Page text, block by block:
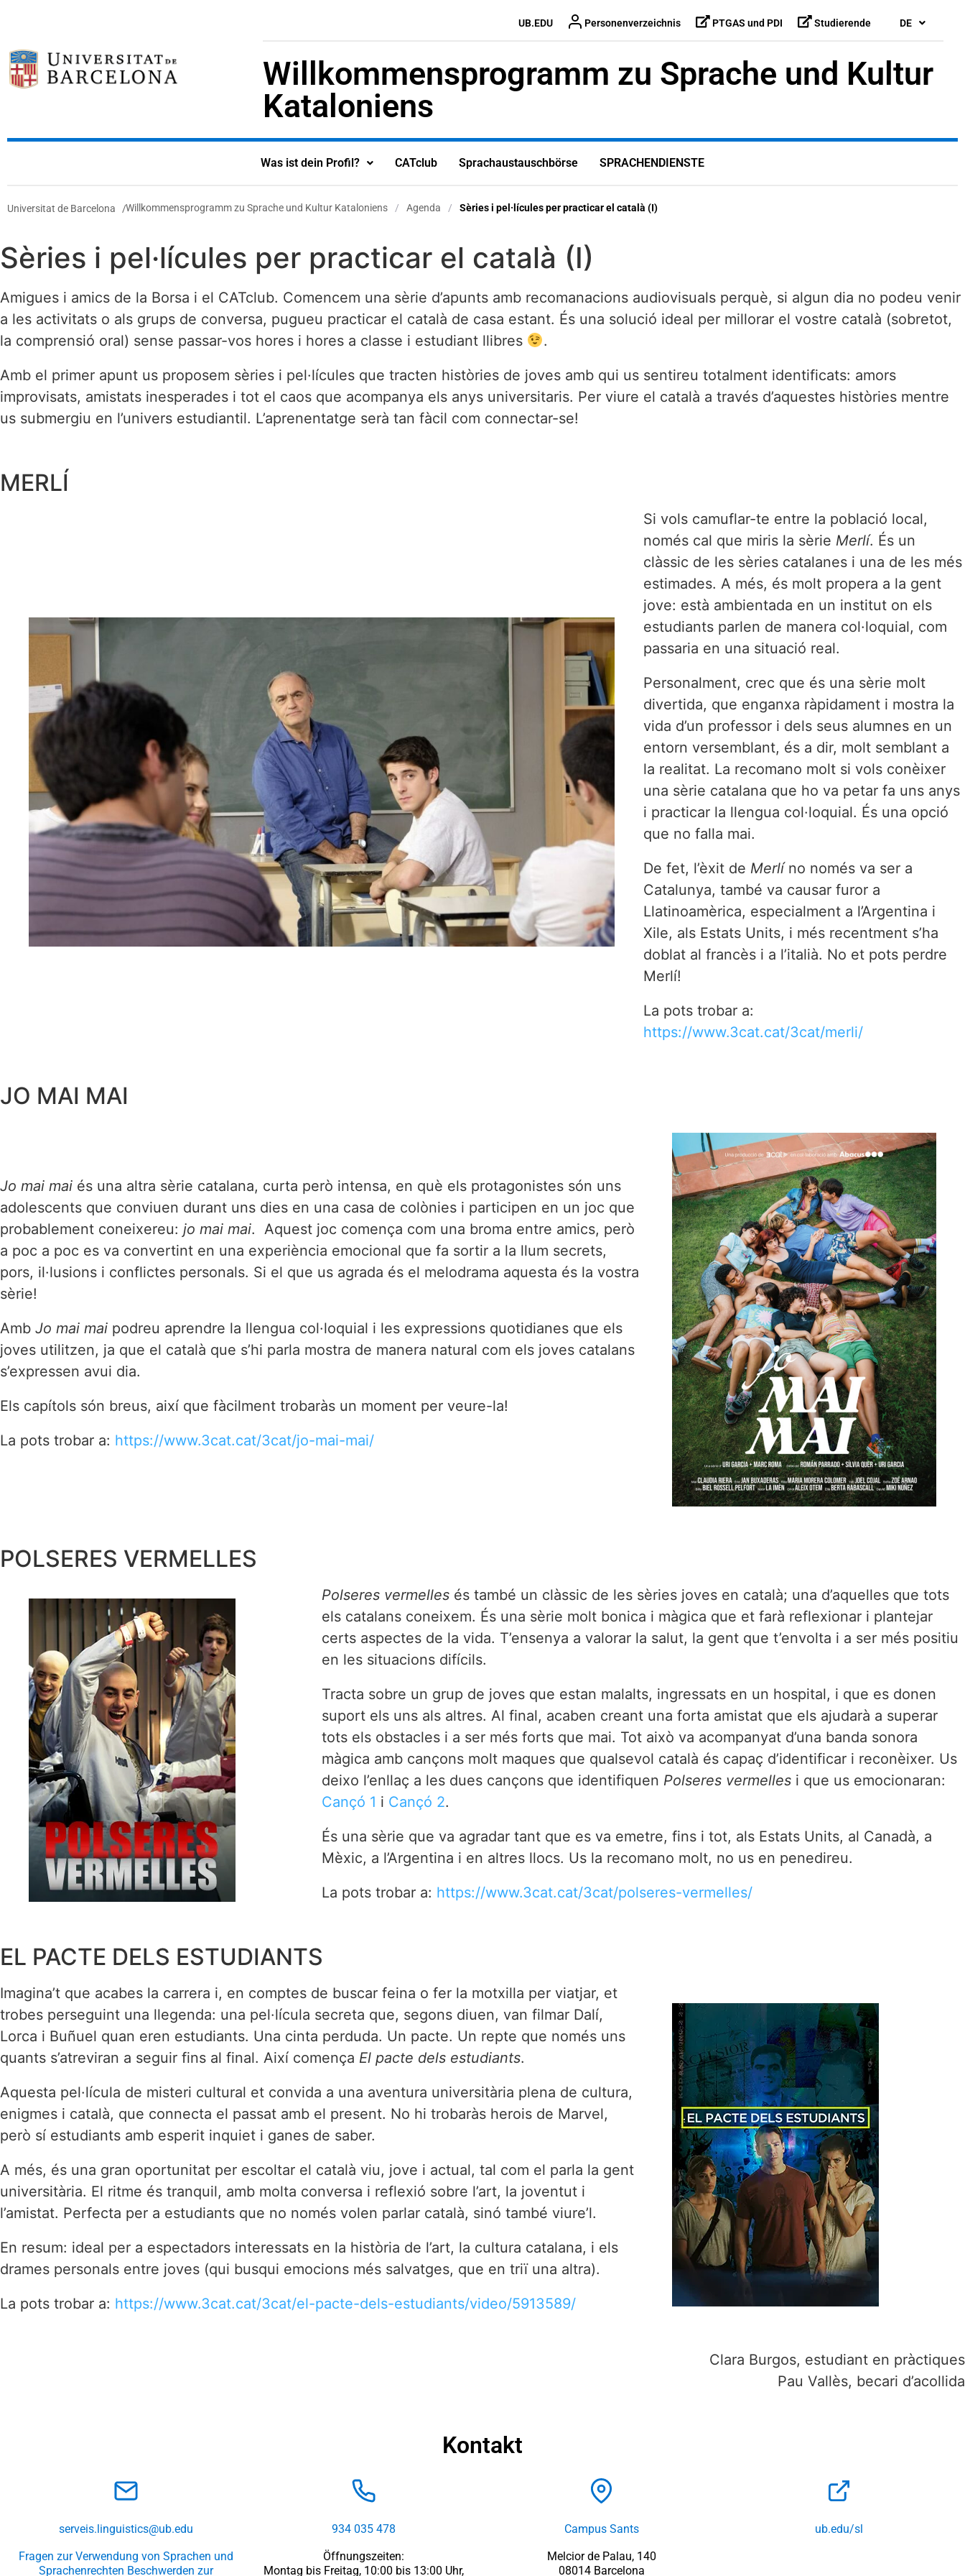
UB.EDU Personenverzeichnis PTGAS und PDI Studierende DE
Willkommensprogramm zu Sprache und Kultur
Kataloniens
Was ist dein Profil? CATclub Sprachaustauschbörse SPRACHENDIENSTE
Universitat de Barcelona /Willkommensprogramm zu Sprache und Kultur Kataloniens / Agenda / Sèries i pel·lícules per practicar el català (I)
Sèries i pel·lícules per practicar el català (I)
Amigues i amics de la Borsa i el CATclub. Comencem una sèrie d’apunts amb recomanacions audiovisuals perquè, si algun dia no podeu venir
a les activitats o als grups de conversa, pugueu practicar el català de casa estant. És una solució ideal per millorar el vostre català (sobretot,
la comprensió oral) sense passar-vos hores i hores a classe i estudiant llibres
.
Amb el primer apunt us proposem sèries i pel·lícules que tracten històries de joves amb qui us sentireu totalment identificats: amors
improvisats, amistats inesperades i tot el caos que acompanya els anys universitaris. Per viure el català a través d’aquestes històries mentre
us submergiu en l’univers estudiantil. L’aprenentatge serà tan fàcil com connectar-se!
MERLÍ
Si vols camuflar-te entre la població local,
només cal que miris la sèrie Merlí. És un
clàssic de les sèries catalanes i una de les més
estimades. A més, és molt propera a la gent
jove: està ambientada en un institut on els
estudiants parlen de manera col·loquial, com
passaria en una situació real.
Personalment, crec que és una sèrie molt
divertida, que enganxa ràpidament i mostra la
vida d’un professor i dels seus alumnes en un
entorn versemblant, és a dir, molt semblant a
la realitat. La recomano molt si vols conèixer
una sèrie catalana que ho va petar fa uns anys
i practicar la llengua col·loquial. És una opció
que no falla mai.
De fet, l’èxit de Merlíno només va ser a
Catalunya, també va causar furor a
Llatinoamèrica, especialment a l’Argentina i
Xile, als Estats Units, i més recentment s’ha
doblat al francès i a l’italià. No et pots perdre
Merlí!
La pots trobar a:
https://www.3cat.cat/3cat/merli/
JO MAI MAI
Jo mai mai és una altra sèrie catalana, curta però intensa, en què els protagonistes són uns
adolescents que conviuen durant uns dies en una casa de colònies i participen en un joc que
probablement coneixereu: jo mai mai. Aquest joc comença com una broma entre amics, però
a poc a poc es va convertint en una experiència emocional que fa sortir a la llum secrets,
pors, il·lusions i conflictes personals. Si el que us agrada és el melodrama aquesta és la vostra
sèrie!
Amb Jo mai mai podreu aprendre la llengua col·loquial i les expressions quotidianes que els
joves utilitzen, ja que el català que s’hi parla mostra de manera natural com els joves catalans
s’expressen avui dia.
Els capítols són breus, així que fàcilment trobaràs un moment per veure-la!
La pots trobar a: https://www.3cat.cat/3cat/jo-mai-mai/
POLSERES VERMELLES
Polseres vermellesés també un clàssic de les sèries joves en català; una d’aquelles que tots
els catalans coneixem. És una sèrie molt bonica i màgica que et farà reflexionar i plantejar
certs aspectes de la vida. T’ensenya a valorar la salut, la gent que t’envolta i a ser més positiu
en les situacions difícils.
Tracta sobre un grup de joves que estan malalts, ingressats en un hospital, i que es donen
suport els uns als altres. Al final, acaben creant una forta amistat que els ajudarà a superar
tots els obstacles i a ser més forts que mai. Tot això va acompanyat d’una banda sonora
màgica amb cançons molt maques que qualsevol català és capaç d’identificar i reconèixer. Us
deixo l’enllaç a les dues cançons que identifiquen Polseres vermellesi que us emocionaran:
Cançó 1 i Cançó 2.
És una sèrie que va agradar tant que es va emetre, fins i tot, als Estats Units, al Canadà, a
Mèxic, a l’Argentina i en altres llocs. Us la recomano molt, no us en penedireu.
La pots trobar a: https://www.3cat.cat/3cat/polseres-vermelles/
EL PACTE DELS ESTUDIANTS
Imagina’t que acabes la carrera i, en comptes de buscar feina o fer la motxilla per viatjar, et
trobes perseguint una llegenda: una pel·lícula secreta que, segons diuen, van filmar Dalí,
Lorca i Buñuel quan eren estudiants. Una cinta perduda. Un pacte. Un repte que només uns
quants s’atreviran a seguir fins al final. Així comença El pacte dels estudiants.
Aquesta pel·lícula de misteri cultural et convida a una aventura universitària plena de cultura,
enigmes i català, que connecta el passat amb el present. No hi trobaràs herois de Marvel,
però sí estudiants amb esperit inquiet i ganes de saber.
A més, és una gran oportunitat per escoltar el català viu, jove i actual, tal com el parla la gent
universitària. El ritme és tranquil, amb molta conversa i reflexió sobre l’art, la joventut i
l’amistat. Perfecta per a estudiants que no només volen parlar català, sinó també viure’l.
En resum: ideal per a espectadors interessats en la història de l’art, la cultura catalana, i els
drames personals entre joves (qui busqui emocions més salvatges, que en triï una altra).
La pots trobar a: https://www.3cat.cat/3cat/el-pacte-dels-estudiants/video/5913589/
Clara Burgos, estudiant en pràctiques
Pau Vallès, becari d’acollida
Kontakt
serveis.linguistics@ub.edu
Fragen zur Verwendung von Sprachen und
Sprachenrechten Beschwerden zur
934 035 478
Öffnungszeiten:
Montag bis Freitag, 10:00 bis 13:00 Uhr,
Campus Sants
Melcior de Palau, 140
08014 Barcelona
ub.edu/sl